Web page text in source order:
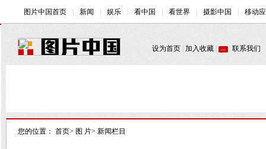
您的位置： 首页> 图 片> 新闻栏目